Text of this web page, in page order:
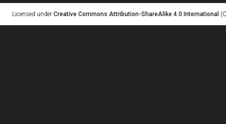
Licensed under Creative Commons Attribution-ShareAlike 4.0 International